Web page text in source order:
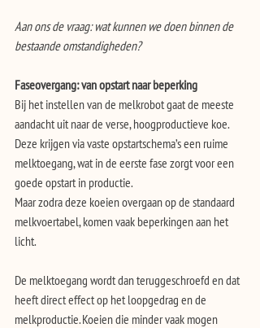
Aan ons de vraag: wat kunnen we doen binnen de
bestaande omstandigheden?
Faseovergang: van opstart naar beperking
Bij het instellen van de melkrobot gaat de meeste
aandacht uit naar de verse, hoogproductieve koe.
Deze krijgen via vaste opstartschema’s een ruime
melktoegang, wat in de eerste fase zorgt voor een
goede opstart in productie.
Maar zodra deze koeien overgaan op de standaard
melkvoertabel, komen vaak beperkingen aan het
licht.
De melktoegang wordt dan teruggeschroefd en dat
heeft direct effect op het loopgedrag en de
melkproductie. Koeien die minder vaak mogen